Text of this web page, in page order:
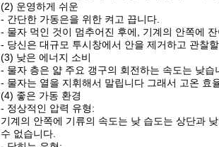
(2) 운영하게 쉬운
- 간단한 가동은을 위한 켜고 끕니다.
- 물자 먹인 것이 멈추어진 후에, 기계의 안쪽에
- 당신은 대규모 투시창에서 안을 제거하고 관찰
(3) 낮은 에너지 소비
- 물자 층은 얇 주요 갱구의 회전하는 속도는 낮
- 물자는 열을 지휘해서 말립니다 그래서 고온 효
(4) 좋은 가동 환경
- 정상적인 압력 유형:
기계의 안쪽에 기류의 속도는 낮 습도는 상단과
수 없습니다.